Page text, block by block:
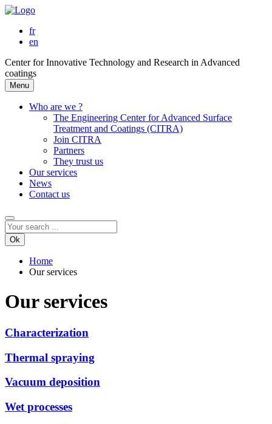
fr
en
Center for Innovative Technology and Research in Advanced
coatings
Menu
Who are we ?
The Engineering Center for Advanced Surface
Treatment and Coatings (CITRA)
Join CITRA
Partners
They trust us
Our services
News
Contact us
Ok
Home
Our services
Our services
Characterization
Thermal spraying
Vacuum deposition
Wet processes